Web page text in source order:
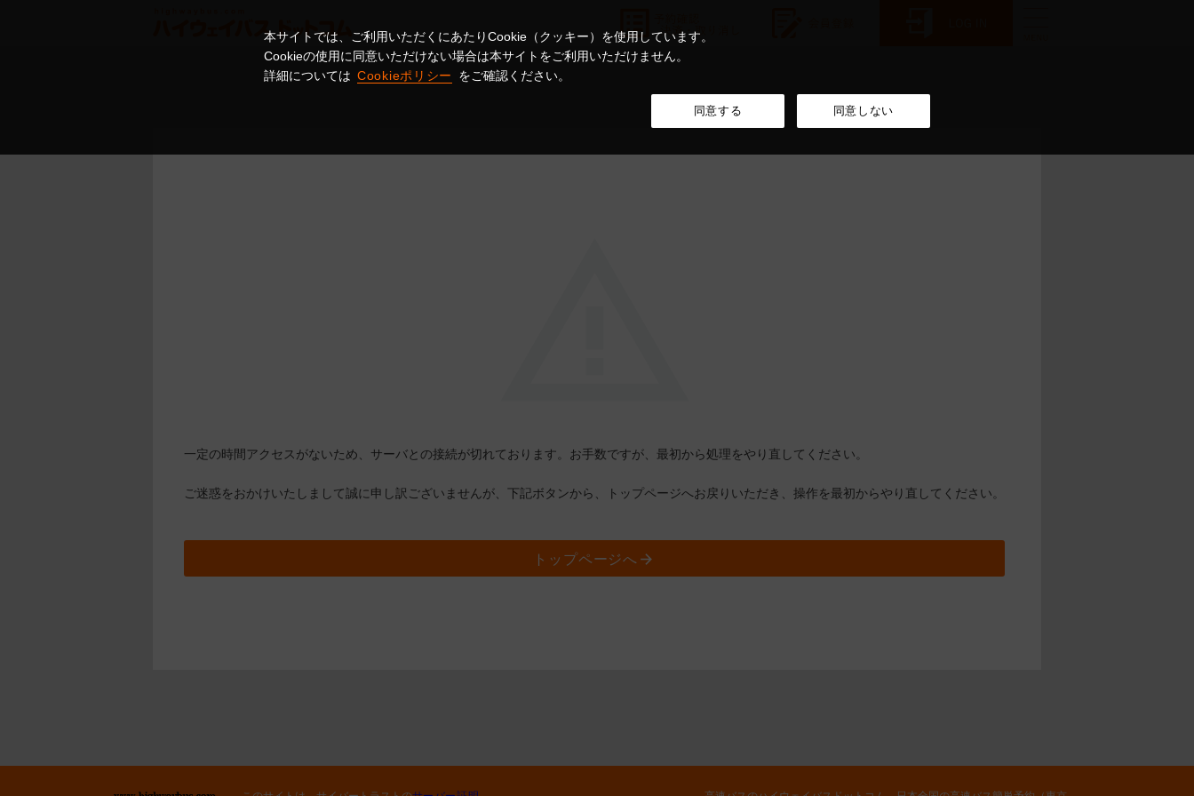
本サイトでは、ご利用いただくにあたりCookie（クッキー）を使用しています。
Cookieの使用に同意いただけない場合は本サイトをご利用いただけません。
詳細については Cookieポリシー をご確認ください。
同意する 同意しない
一定の時間アクセスがないため、サーバとの接続が切れております。お手数ですが、最初から処理をやり直してください。
ご迷惑をおかけいたしまして誠に申し訳ございませんが、下記ボタンから、トップページへお戻りいただき、操作を最初からやり直してください。
トップページへ